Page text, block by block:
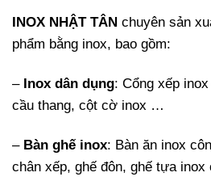
INOX NHẬT TÂN chuyên sản
phẩm bằng inox, bao gồm:
– Inox dân dụng: Cổng xếp
cầu thang, cột cờ inox …
– Bàn ghế inox: Bàn ăn inox
chân xếp, ghế đôn, ghế tựa